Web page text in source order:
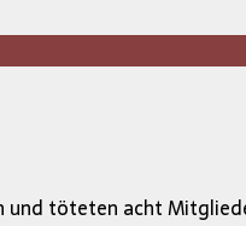
töteten acht